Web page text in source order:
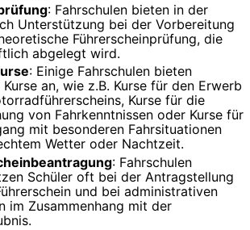
: Fahrschulen bieten in der
Unterstützung bei der Vorbereitung
Führerscheinprüfung, die
abgelegt wird.
: Einige Fahrschulen bieten
an, wie z.B. Kurse für den Erwerb
Kurse für die
von Fahrkenntnissen oder Kurse für
mit besonderen Fahrsituationen
Wetter oder Nachtzeit.
: Fahrschulen
Schüler oft bei der Antragstellung
und bei administrativen
im Zusammenhang mit der